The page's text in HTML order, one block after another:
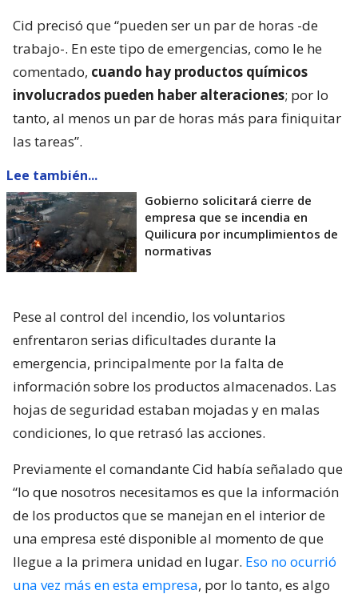
Cid precisó que “pueden ser un par de horas -de
trabajo-. En este tipo de emergencias, como le he
comentado, cuando hay productos químicos
involucrados pueden haber alteraciones; por lo
tanto, al menos un par de horas más para finiquitar
las tareas”.
Lee también...
Gobierno solicitará cierre de
empresa que se incendia en
Quilicura por incumplimientos de
normativas
Pese al control del incendio, los voluntarios
enfrentaron serias dificultades durante la
emergencia, principalmente por la falta de
información sobre los productos almacenados. Las
hojas de seguridad estaban mojadas y en malas
condiciones, lo que retrasó las acciones.
Previamente el comandante Cid había señalado que
“lo que nosotros necesitamos es que la información
de los productos que se manejan en el interior de
una empresa esté disponible al momento de que
llegue a la primera unidad en lugar. Eso no ocurrió
una vez más en esta empresa, por lo tanto, es algo